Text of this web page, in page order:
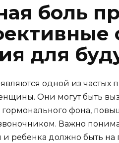
боль
для
одной из частых
Они могут быть
фона,
Важно
ребенка должно быть на